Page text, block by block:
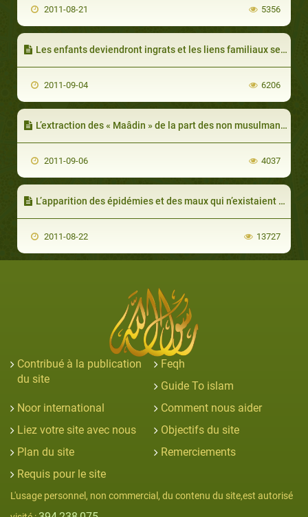
2011-08-21 5356
Les enfants deviendront ingrats et les liens familiaux seront rompus et l’apparition de la grossierté et de l’indécence
2011-09-04 6206
L’extraction des « Maâdin » de la part des non musulmans et leur excellence dans cette industrie : (maâdin = tout ce qui est extrait du fond de la terre comme les métaux, le pétrole..)
2011-09-06 4037
L’apparition des épidémies et des maux qui n’existaient pas avant
2011-08-22 13727
Contribué à la publication
du site
Feqh
Guide To islam
Noor international
Comment nous aider
Liez votre site avec nous
Objectifs du site
Plan du site
Remerciements
Requis pour le site
L'usage personnel, non commercial, du contenu du site,est autorisé